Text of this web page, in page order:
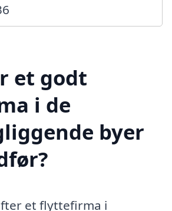
et godt
i de
byer
et flyttefirma i